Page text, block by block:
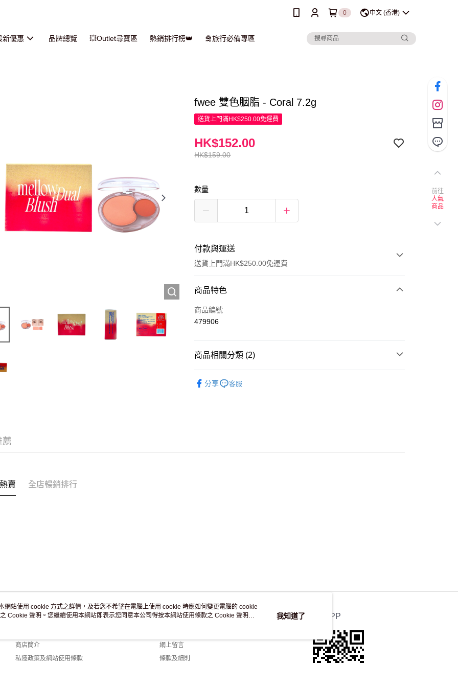
0 中文 (香港)
新優惠 品牌總覽 💥Outlet尋寶區 熱銷排行榜👑 🛅旅行必備專區
fwee 雙色胭脂 - Coral 7.2g
送貨上門滿HK$250.00免運費
HK$159.00
HK$152.00
數量
付款與運送
送貨上門滿HK$250.00免運費
付款方式
信用卡
商品特色
商品編號
479906
商品相關分類 (2)
分享 客服
薦
賣 全店暢銷排行
關於我們
商店簡介
私隱政策及網站使用條款
客戶服務
網上留言
條款及細則
官方APP
前往
人氣
商品
網站使用 cookie 方式之詳情，及若您不希望在電腦上使用 cookie 時應如何變更電腦的 cookie
Cookie 聲明。您繼續使用本網站即表示您同意本公司得按本網站使用條款之 Cookie 聲明使
我知道了